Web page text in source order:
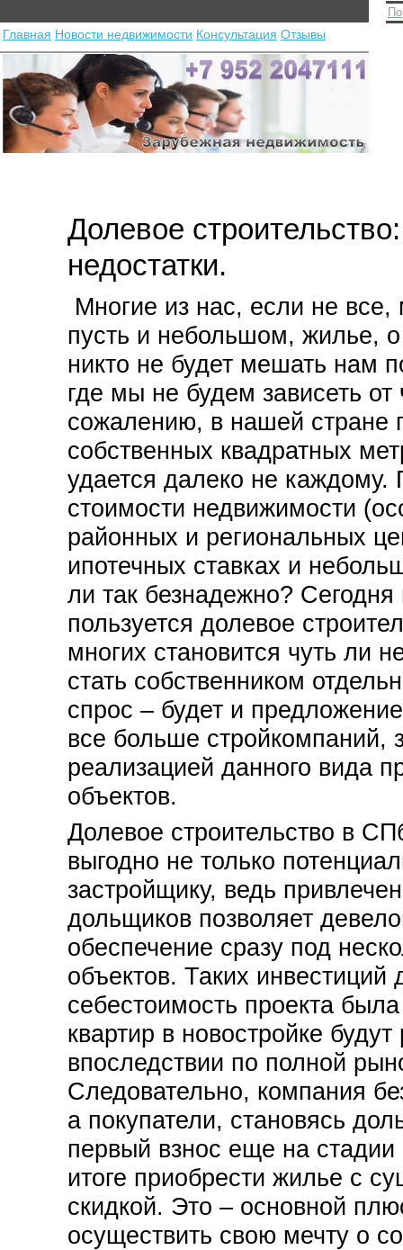
Главная Новости недвижимости Консультация Отзывы
Долевое
недостатки.
Многие из нас, если не
пусть и небольшом, жилье, о
никто не будет мешать нам
где мы не будем зависеть
сожалению, в нашей стране
собственных квадратных
удается далеко не
стоимости недвижимости
районных и региональных
ипотечных ставках и
ли так безнадежно?
пользуется долевое
многих становится чуть ли
стать собственником
спрос – будет и
все больше стройкомпаний,
реализацией данного вида
объектов.
Долевое строительство в
выгодно не только
застройщику, ведь
дольщиков позволяет
обеспечение сразу под
объектов. Таких инвестиций
себестоимость проекта
квартир в новостройке
впоследствии по полной
Следовательно, компания
а покупатели, становясь
первый взнос еще на стадии
итоге приобрести жилье с
скидкой. Это – основной
осуществить свою мечту о